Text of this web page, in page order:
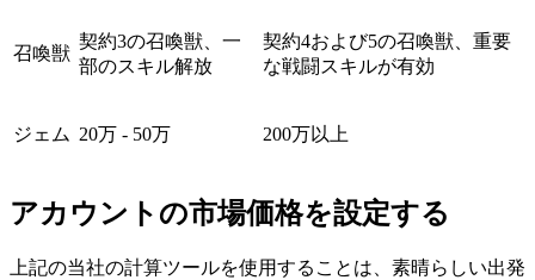
召喚獣
契約3の召喚獣、一
部のスキル解放
契約4および5の召喚獣、重要
な戦闘スキルが有効
ジェム 20万 - 50万 200万以上
アカウントの市場価格を設定する
上記の当社の計算ツールを使用することは、素晴らしい出発